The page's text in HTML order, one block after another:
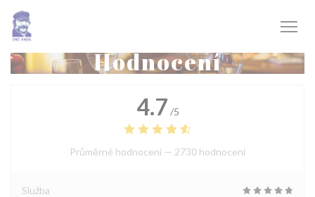
Panel pro správu cookies
Hodnocení
4.7 /5
Průměrné hodnocení — 2730 hodnoceni
Služba